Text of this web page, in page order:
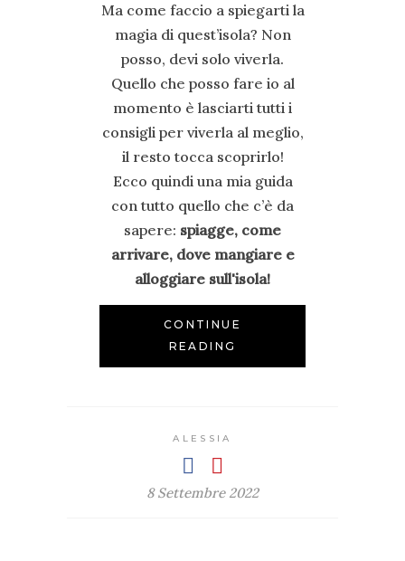
Ma come faccio a spiegarti la
magia di quest’isola? Non
posso, devi solo viverla.
Quello che posso fare io al
momento è lasciarti tutti i
consigli per viverla al meglio,
il resto tocca scoprirlo!
Ecco quindi una mia guida
con tutto quello che c’è da
sapere: spiagge, come
arrivare, dove mangiare e
alloggiare sull'isola!
CONTINUE
READING
ALESSIA
8 Settembre 2022